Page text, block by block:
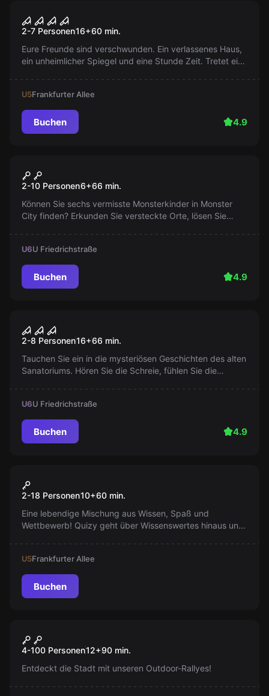
Annabelles Horror
2-7 Personen16+60 min.
Eure Freunde sind verschwunden. Ein verlassenes Haus,
ein unheimlicher Spiegel und eine Stunde Zeit. Tretet ein
U5Frankfurter Allee
Buchen 4.9
Monster Party
2-10 Personen6+66 min.
Können Sie sechs vermisste Monsterkinder in Monster
City finden? Erkunden Sie versteckte Orte, lösen Sie
U6U Friedrichstraße
Buchen 4.9
Madhouse 101
2-8 Personen16+66 min.
Tauchen Sie ein in die mysteriösen Geschichten des alten
Sanatoriums. Hören Sie die Schreie, fühlen Sie die
U6U Friedrichstraße
Buchen 4.9
QUIZY Game Show
2-18 Personen10+60 min.
Eine lebendige Mischung aus Wissen, Spaß und
Wettbewerb! Quizy geht über Wissenswertes hinaus und
U5Frankfurter Allee
Buchen
Neu
Teamrallye Berlin
4-100 Personen12+90 min.
Entdeckt die Stadt mit unseren Outdoor-Rallyes!